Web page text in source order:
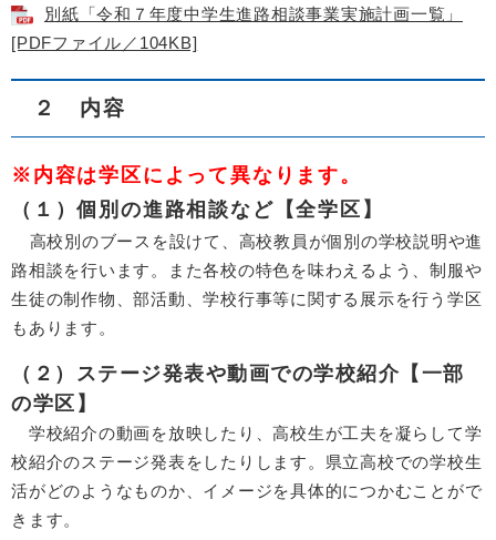
別紙「令和７年度中学生進路相談事業実施計画一覧」
[PDFファイル／104KB]
２ 内容
※内容は学区によって異なります。
（１）個別の進路相談など【全学区】
高校別のブースを設けて、高校教員が個別の学校説明や進
路相談を行います。また各校の特色を味わえるよう、制服や
生徒の制作物、部活動、学校行事等に関する展示を行う学区
もあります。
（２）ステージ発表や動画での学校紹介【一部
の学区】
学校紹介の動画を放映したり、高校生が工夫を凝らして学
校紹介のステージ発表をしたりします。県立高校での学校生
活がどのようなものか、イメージを具体的につかむことがで
きます。